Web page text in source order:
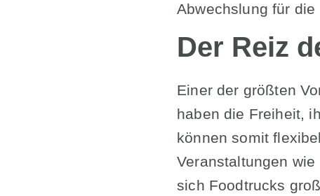
Abwechslung für die
Der Reiz
Einer der größten
haben die Freiheit,
können somit
Veranstaltungen
sich Foodtrucks